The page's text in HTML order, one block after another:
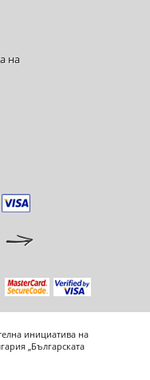
на
инициатива на
„Българската